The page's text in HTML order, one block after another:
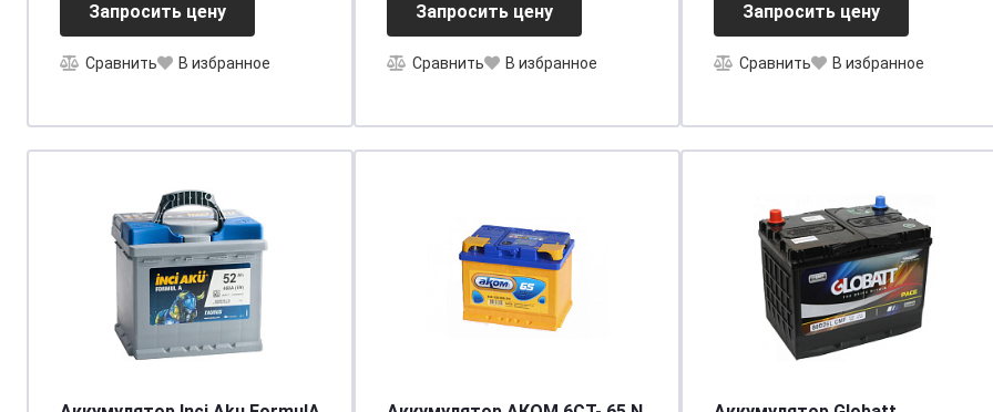
Запросить цену
Сравнить В избранное
Запросить цену
Сравнить В избранное
Запросить цену
Сравнить В избранное